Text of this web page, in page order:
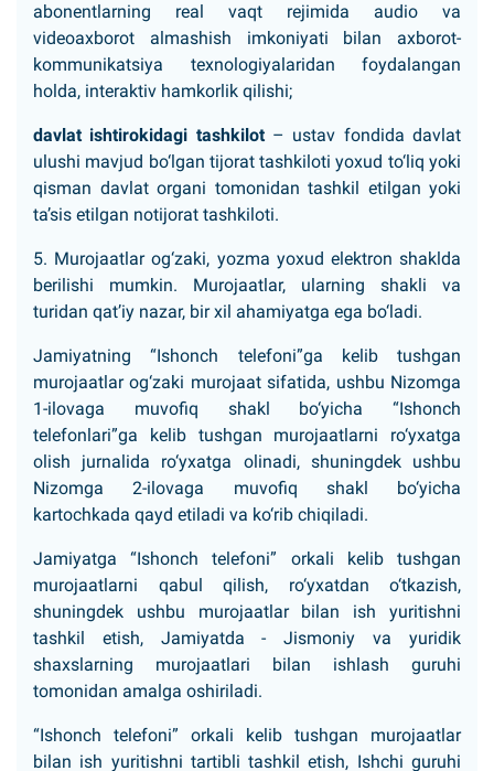
abonentlarning real vaqt rejimida audio va
videoaxborot almashish imkoniyati bilan axborot-
kommunikatsiya texnologiyalaridan foydalangan
holda, interaktiv hamkorlik qilishi;
davlat ishtirokidagi tashkilot– ustav fondida davlat
ulushi mavjud bo‘lgan tijorat tashkiloti yoxud to‘liq yoki
qisman davlat organi tomonidan tashkil etilgan yoki
ta’sis etilgan notijorat tashkiloti.
5. Murojaatlar og‘zaki, yozma yoxud elektron shaklda
berilishi mumkin. Murojaatlar, ularning shakli va
turidan qat’iy nazar, bir xil ahamiyatga ega bo‘ladi.
Jamiyatning “Ishonch telefoni”ga kelib tushgan
murojaatlar og‘zaki murojaat sifatida, ushbu Nizomga
1-ilovaga muvofiq shakl bo‘yicha “Ishonch
telefonlari”ga kelib tushgan murojaatlarni ro‘yxatga
olish jurnalida ro‘yxatga olinadi, shuningdek ushbu
Nizomga 2-ilovaga muvofiq shakl bo‘yicha
kartochkada qayd etiladi va ko‘rib chiqiladi.
Jamiyatga “Ishonch telefoni” orkali kelib tushgan
murojaatlarni qabul qilish, ro‘yxatdan o‘tkazish,
shuningdek ushbu murojaatlar bilan ish yuritishni
tashkil etish, Jamiyatda - Jismoniy va yuridik
shaxslarning murojaatlari bilan ishlash guruhi
tomonidan amalga oshiriladi.
“Ishonch telefoni” orkali kelib tushgan murojaatlar
bilan ish yuritishni tartibli tashkil etish, Ishchi guruhi